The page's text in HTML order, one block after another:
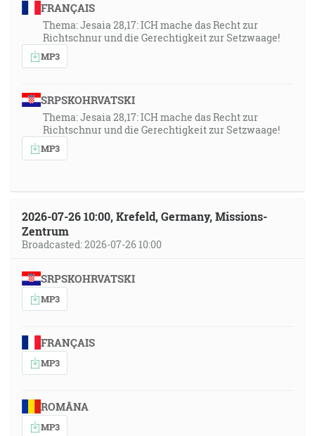
FRANÇAIS
Thema: Jesaia 28,17: ICH mache das Recht zur
Richtschnur und die Gerechtigkeit zur Setzwaage!
MP3
SRPSKOHRVATSKI
Thema: Jesaia 28,17: ICH mache das Recht zur
Richtschnur und die Gerechtigkeit zur Setzwaage!
MP3
2026-07-26 10:00, Krefeld, Germany, Missions-
Zentrum
Broadcasted: 2026-07-26 10:00
SRPSKOHRVATSKI
MP3
FRANÇAIS
MP3
ROMÂNA
MP3